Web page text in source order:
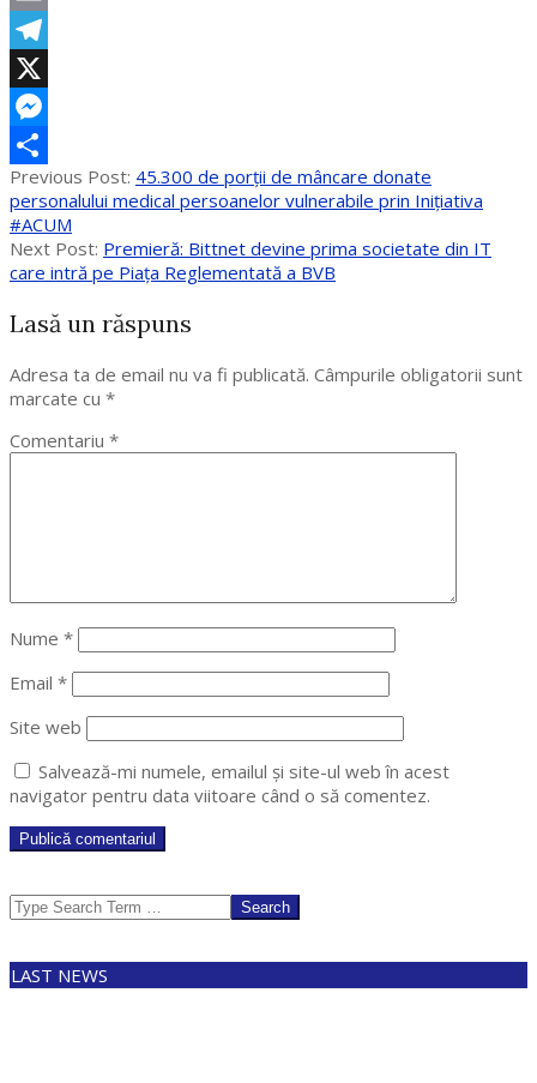
Email
Telegram
X
Messenger
Partajează
2020-
06-
02
Previous Post: 45.300 de porții de mâncare donate
personalului medical persoanelor vulnerabile prin Inițiativa
#ACUM
Next Post: Premieră: Bittnet devine prima societate din IT
care intră pe Piața Reglementată a BVB
Lasă un răspuns
Adresa ta de email nu va fi publicată. Câmpurile obligatorii sunt
marcate cu *
Comentariu *
Nume *
Email *
Site web
Salvează-mi numele, emailul și site-ul web în acest
navigator pentru data viitoare când o să comentez.
Search
LAST NEWS